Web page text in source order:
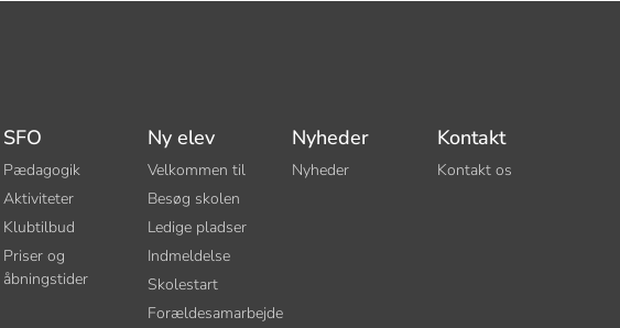
SFO
Pædagogik
Aktiviteter
Klubtilbud
Priser og
åbningstider
Ny elev
Velkommen til
Besøg skolen
Ledige pladser
Indmeldelse
Skolestart
Forældesamarbejde
Nyheder
Nyheder
Kontakt
Kontakt os